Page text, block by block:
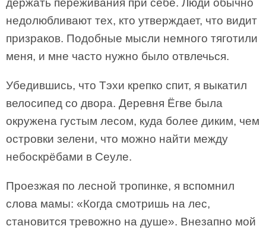
держать переживания при себе. Люди обычно
недолюбливают тех, кто утверждает, что видит
призраков. Подобные мысли немного тяготили
меня, и мне часто нужно было отвлечься.
Убедившись, что Тэхи крепко спит, я выкатил
велосипед со двора. Деревня Ёгве была
окружена густым лесом, куда более диким, чем
островки зелени, что можно найти между
небоскрёбами в Сеуле.
Проезжая по лесной тропинке, я вспомнил
слова мамы: «Когда смотришь на лес,
становится тревожно на душе». Внезапно мой